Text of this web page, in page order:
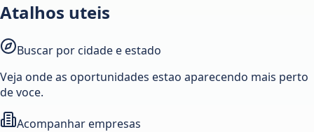
Atalhos uteis
Buscar por cidade e estado
Veja onde as oportunidades estao aparecendo mais perto
de voce.
Acompanhar empresas